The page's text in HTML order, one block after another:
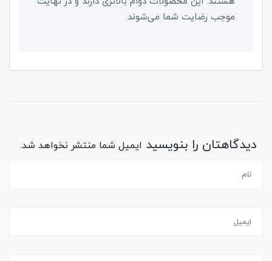
موجب رضایت شما می‌شوند.
دیدگاهتان را بنویسید ایمیل شما منتشر نخواهد شد.